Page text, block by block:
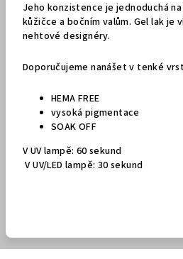
Jeho konzistence je jednoduchá
kůžičce a bočním valům. Gel lak je
nehtové designéry.
Doporučujeme nanášet v tenké
HEMA FREE
vysoká pigmentace
SOAK OFF
V UV lampě: 60 sekund
V UV/LED lampě: 30 sekund